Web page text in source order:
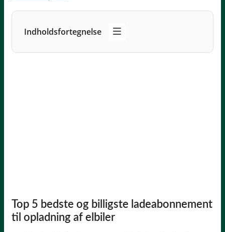
Indholdsfortegnelse
Top 5 bedste og billigste ladeabonnement
til opladning af elbiler